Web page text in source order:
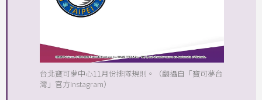
台北寶可夢中心11月份排隊規則。（翻攝自「寶可夢台
灣」官方Instagram）